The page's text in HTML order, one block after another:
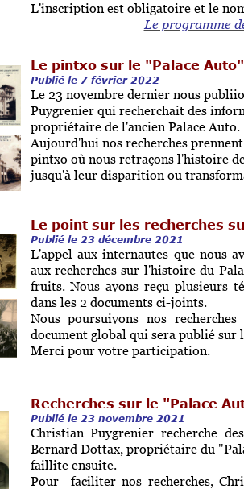
L'inscription est obligatoire et le
Le programme
Le pintxo sur le "Palace
Publié le 7 février 2022
Le 23 novembre dernier nous
Puygrenier qui recherchait des
propriétaire de l'ancien Palace Auto.
Aujourd'hui nos recherches
pintxo où nous retraçons l'histoire
jusqu'à leur disparition ou
Le point sur les recherches
Publié le 23 décembre 2021
L'appel aux internautes que nous
aux recherches sur l'histoire du
fruits.Nous avons reçu plusieurs
dans les 2 documents ci-joints.
Nous poursuivons nos
document global qui sera publié sur
Merci pour votre participation.
Recherches sur le "Palace
Publié le 23 novembre 2021
Christian Puygrenier recherche
Bernard Dottax, propriétaire du
faillite ensuite.
Pour faciliter nos recherches,